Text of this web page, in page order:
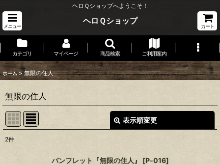
ヘロＱショップへようこそ！
メニュー
ヘロＱショップ
カート
カテゴリ マイページ 商品検索 ご利用案内
ホーム > 無限の住人
無限の住人
表示順変更
2件
パンフレット『無限の住人』 [P‐016]